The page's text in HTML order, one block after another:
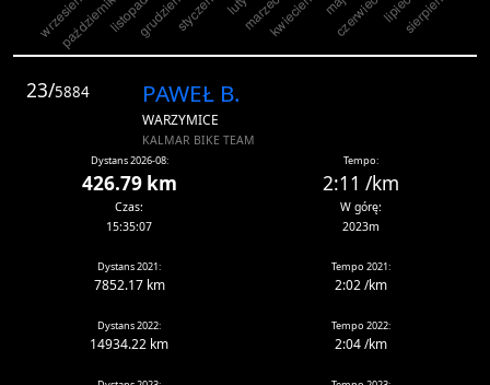
23/5884 PAWEŁ B.
WARZYMICE
KALMAR BIKE TEAM
Dystans 2026-08:
426.79 km
Tempo:
2:11 /km
Czas:
15:35:07
W górę:
2023m
Dystans 2021:
7852.17 km
Tempo 2021:
2:02 /km
Dystans 2022:
14934.22 km
Tempo 2022:
2:04 /km